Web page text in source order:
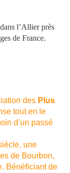
l’Allier près
de France.
des Plus
tout en le
d’un passé
une
de Bourbon,
Bénéficiant de